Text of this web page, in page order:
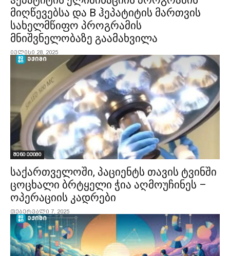
მიღწევებსა და B ჰეპატიტის მართვის
სახელმწიფო პროგრამის
მნიშვნელობაზე გაამახვილა
ივლისი 28, 2025
შენი ექიმი
საქართველოში, პაციენტს თავის ტვინში
ცოცხალი ბრტყელი ჭია აღმოუჩინეს –
ოპერაციის კადრები
თებერვალი 7, 2025